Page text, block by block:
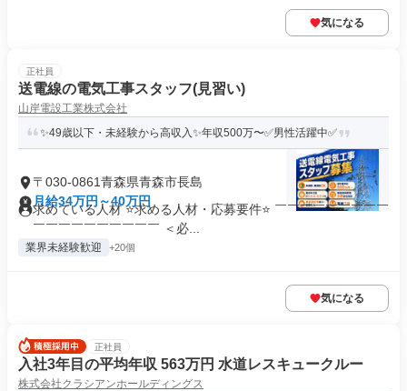
気になる
正社員
送電線の電気工事スタッフ(見習い)
山岸電設工業株式会社
✨49歳以下・未経験から高収入✨年収500万〜✅男性活躍中✅
〒030-0861青森県青森市長島
月給34万円～40万円
求めている人材 ⭐求める人材・応募要件⭐ ￣￣￣￣￣￣￣￣￣
￣￣￣￣￣￣￣￣￣￣ ＜必...
業界未経験歓迎 +20個
気になる
正社員
入社3年目の平均年収 563万円 水道レスキュークルー
株式会社クラシアンホールディングス